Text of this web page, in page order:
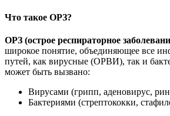
Что такое ОРЗ?
ОРЗ (острое респираторное
широкое понятие, объединяющее все
путей, как вирусные (ОРВИ), так и
может быть вызвано:
Вирусами (грипп, аденовирус,
Бактериями (стрептококки,